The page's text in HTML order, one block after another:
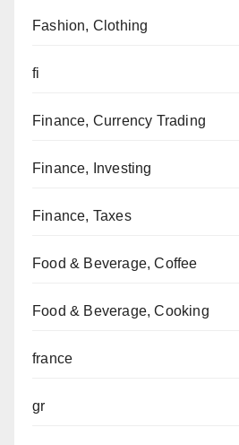
Fashion, Clothing
fi
Finance, Currency Trading
Finance, Investing
Finance, Taxes
Food & Beverage, Coffee
Food & Beverage, Cooking
france
gr